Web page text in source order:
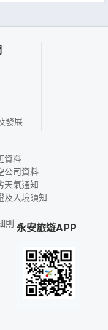
發展
資料
公司資料
天氣通知
及入境須知
則 永安旅遊APP